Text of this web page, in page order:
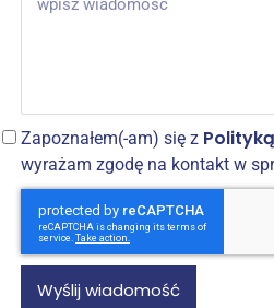
Zapoznałem(-am) się z
wyrażam zgodę na kontakt w
Wyślij wiadomość